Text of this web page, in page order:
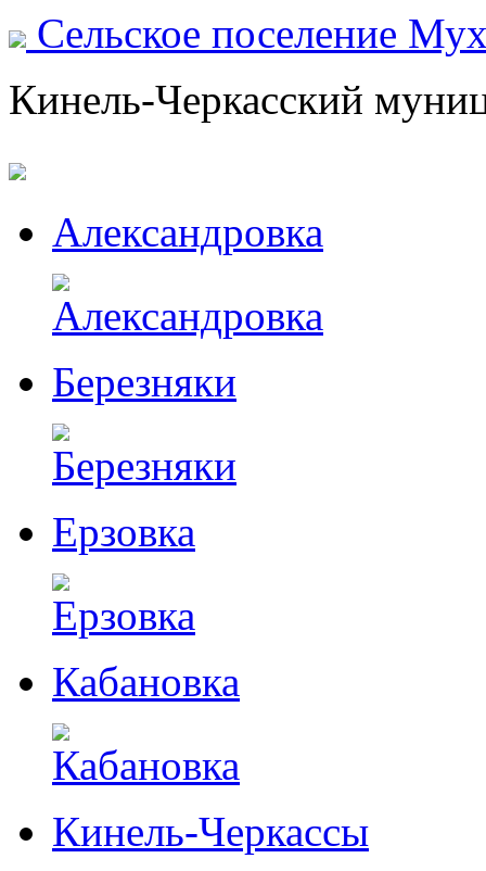
Сельское поселение
Кинель-Черкасский
Александровка
Березняки
Ерзовка
Кабановка
Кинель-Черкассы